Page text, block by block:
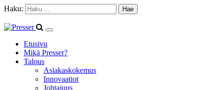
Haku:
Etusivu
Mikä Presser?
Talous
Asiakaskokemus
Innovaatiot
Johtajuus